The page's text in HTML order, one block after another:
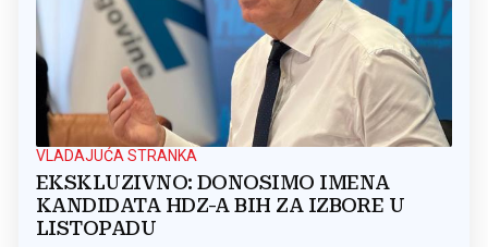
VLADAJUĆA STRANKA
EKSKLUZIVNO: DONOSIMO IMENA
KANDIDATA HDZ-A BIH ZA IZBORE U
LISTOPADU